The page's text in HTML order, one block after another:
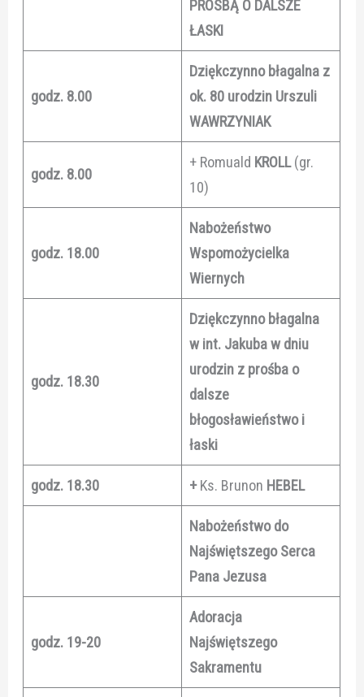
PROSBĄ O DALSZE
ŁASKI
godz. 8.00
Dziękczynno błagalna z
ok. 80 urodzin Urszuli
WAWRZYNIAK
godz. 8.00
+ Romuald KROLL(gr.
10)
godz. 18.00
Nabożeństwo
Wspomożycielka
Wiernych
godz. 18.30
Dziękczynno błagalna
w int. Jakuba w dniu
urodzin z prośba o
dalsze
błogosławieństwo i
łaski
godz. 18.30 +Ks. Brunon HEBEL
Nabożeństwo do
Najświętszego Serca
Pana Jezusa
godz. 19-20
Adoracja
Najświętszego
Sakramentu